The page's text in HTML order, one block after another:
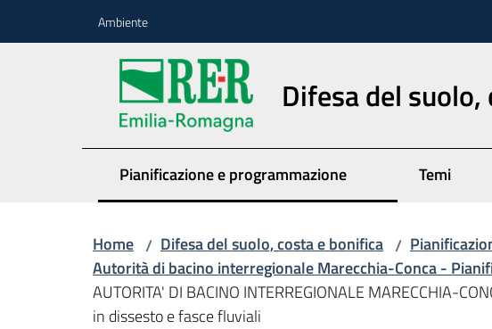
Ambiente
Difesa del
Pianificazione e programmazione Temi
Home / Difesa del suolo, costa e bonifica /
Autorità di bacino interregionale Marecchia-Conca -
AUTORITA' DI BACINO INTERREGIONALE MARECCHIA-
in dissesto e fasce fluviali